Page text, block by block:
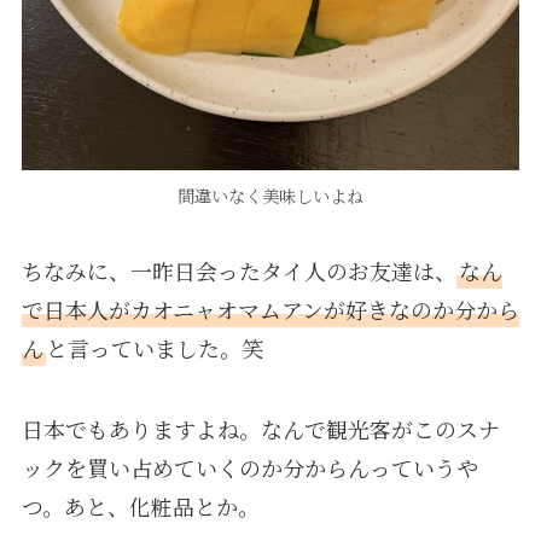
間違いなく美味しいよね
ちなみに、一昨日会ったタイ人のお友達は、 なん
で日本人がカオニャオマムアンが好きなのか分から
んと言っていました。笑
日本でもありますよね。なんで観光客がこのスナ
ックを買い占めていくのか分からんっていうや
つ。あと、化粧品とか。